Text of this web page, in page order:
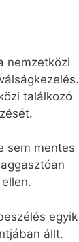
nemzetközi
találkozó
sem mentes
egyik
állt.